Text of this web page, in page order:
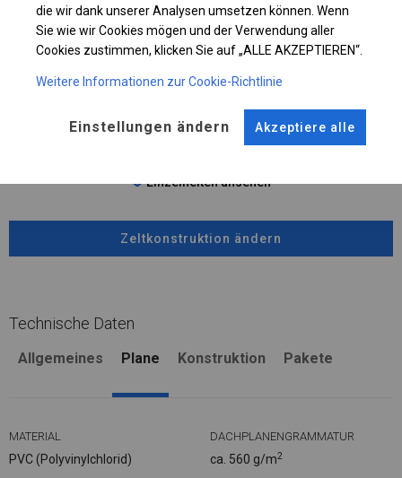
ROHRE
Stahl ca.fi 38 mm
ANSCHLÜSSE
Stahl ca.fi 42 mm
fi 6-9 cm
Einzelheiten ansehen
Zeltkonstruktion ändern
Technische Daten
Allgemeines Plane Konstruktion Pakete
MATERIAL
PVC (Polyvinylchlorid)
DACHPLANENGRAMMATUR
ca. 560 g/m2
die wir dank unserer Analysen umsetzen können. Wenn
Sie wie wir Cookies mögen und der Verwendung aller
Cookies zustimmen, klicken Sie auf „ALLE AKZEPTIEREN“.
Weitere Informationen zur Cookie-Richtlinie
Einstellungen ändern Akzeptiere alle